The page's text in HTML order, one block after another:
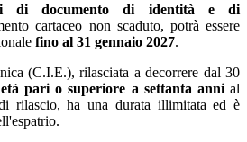
di documento di identità e di
cartaceo non scaduto, potrà essere
fino al 31 gennaio 2027.
(C.I.E.), rilasciata a decorrere dal 30
età pari o superiore a settanta annial
rilascio, ha una durata illimitata ed è